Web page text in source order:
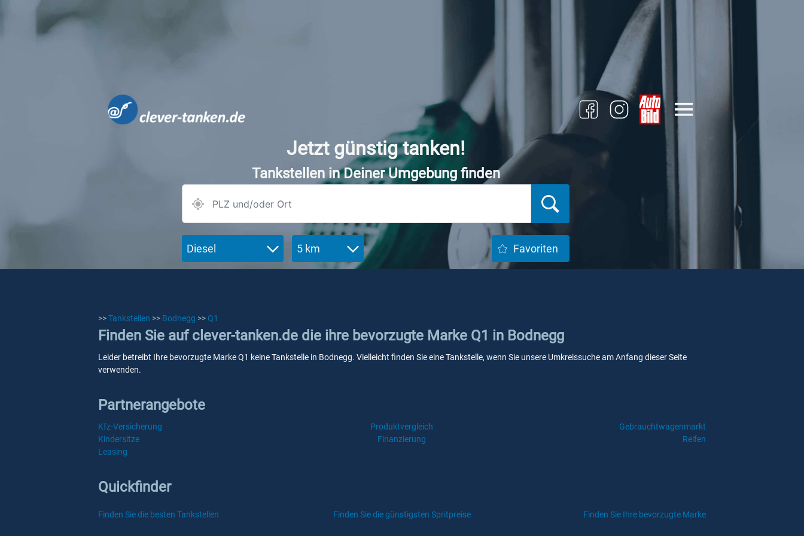
Jetzt günstig tanken!
Tankstellen in Deiner Umgebung finden
Diesel 5 km Favoriten
>>Tankstellen >> Bodnegg >> Q1
Finden Sie auf clever-tanken.de die ihre bevorzugte Marke Q1 in Bodnegg
Leider betreibt Ihre bevorzugte Marke Q1 keine Tankstelle in Bodnegg. Vielleicht finden Sie eine Tankstelle, wenn Sie unsere Umkreissuche am Anfang dieser Seite
verwenden.
Partnerangebote
Kfz-Versicherung Produktvergleich
Gebrauchtwagenmarkt
Kindersitze
Finanzierung
Reifen
Leasing
Quickfinder
Finden Sie die besten Tankstellen Finden Sie die günstigsten Spritpreise Finden Sie Ihre bevorzugte Marke